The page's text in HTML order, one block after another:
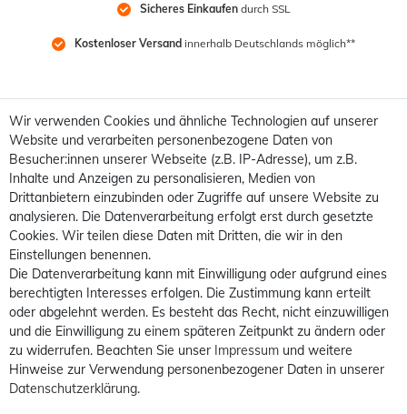
Sicheres Einkaufen durch SSL
Kostenloser Versand innerhalb Deutschlands möglich**
Wir verwenden Cookies und ähnliche Technologien auf unserer
Website und verarbeiten personenbezogene Daten von
Besucher:innen unserer Webseite (z.B. IP-Adresse), um z.B.
Inhalte und Anzeigen zu personalisieren, Medien von
Drittanbietern einzubinden oder Zugriffe auf unsere Website zu
analysieren. Die Datenverarbeitung erfolgt erst durch gesetzte
Cookies. Wir teilen diese Daten mit Dritten, die wir in den
Einstellungen benennen.
Die Datenverarbeitung kann mit Einwilligung oder aufgrund eines
berechtigten Interesses erfolgen. Die Zustimmung kann erteilt
oder abgelehnt werden. Es besteht das Recht, nicht einzuwilligen
und die Einwilligung zu einem späteren Zeitpunkt zu ändern oder
zu widerrufen. Beachten Sie unser Impressum und weitere
Hinweise zur Verwendung personenbezogener Daten in unserer
Daten­schutz­erklärung.